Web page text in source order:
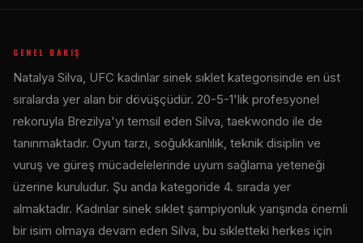
GENEL BAKIŞ
Natalya Silva, UFC kadınlar sinek sıklet kategorisinde en üst
sıralarda yer alan bir dövüşçüdür. 20-5-1'lik profesyonel
rekoruyla Brezilya'yı temsil eden Silva, taekwondo ile de
tanınmaktadır. Oyun tarzı, soğukkanlılık, teknik disiplin ve
vuruş ve güreş mücadelelerinde uyum sağlama yeteneği
üzerine kuruludur. Şu anda kategoride 4. sırada yer
almaktadır. Kadınlar sinek sıklet şampiyonluk yarışında önemli
bir isim olmaya devam eden Silva, bu sıkletteki herkes için